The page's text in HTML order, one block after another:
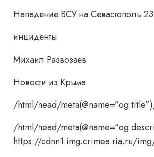
Нападение ВСУ на Севастополь
инциденты
Михаил Развозаев
Новости из Крыма
/html/head/
/html/head/
https://cdnn1.img.crimea.ria.ru/